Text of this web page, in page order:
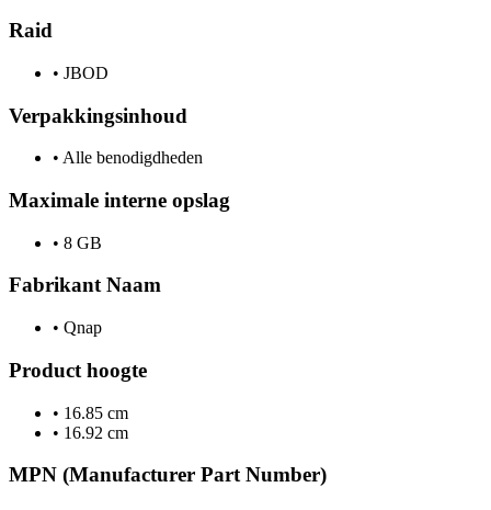
Raid
• JBOD
Verpakkingsinhoud
• Alle benodigdheden
Maximale interne opslag
• 8 GB
Fabrikant Naam
• Qnap
Product hoogte
• 16.85 cm
• 16.92 cm
MPN (Manufacturer Part Number)